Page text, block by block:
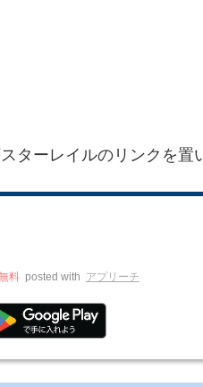
ターレイルのリンクを置
料 posted with アプリーチ